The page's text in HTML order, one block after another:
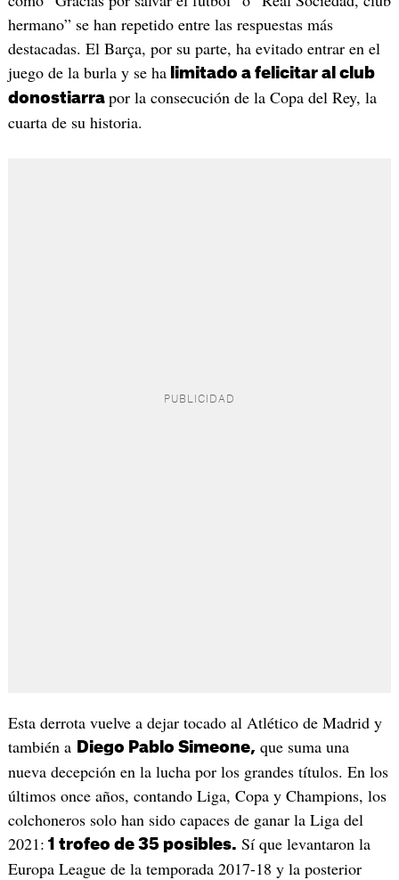
hermano” se han repetido entre las respuestas más
destacadas. El Barça, por su parte, ha evitado entrar en el
juego de la burla y se halimitado a felicitar al club
donostiarra por la consecución de la Copa del Rey, la
cuarta de su historia.
Esta derrota vuelve a dejar tocado al Atlético de Madrid y
también a Diego Pablo Simeone, que suma una
nueva decepción en la lucha por los grandes títulos. En los
últimos once años, contando Liga, Copa y Champions, los
colchoneros solo han sido capaces de ganar la Liga del
2021: 1 trofeo de 35 posibles. Sí que levantaron la
Europa League de la temporada 2017-18 y la posterior